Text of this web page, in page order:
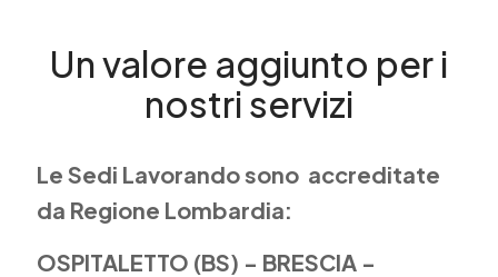
Un valore aggiunto per i
nostri servizi
Le Sedi Lavorando sono accreditate
da Regione Lombardia:
OSPITALETTO (BS) - BRESCIA -